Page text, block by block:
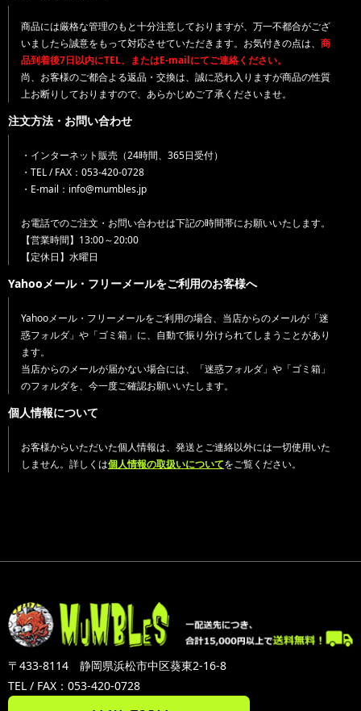
商品には厳格な管理のもと十分注意しておりますが、万一不都合がござ
いましたら誠意をもって対応させていただきます。お気付きの点は、 商
品到着後7日以内にTEL、またはE-mailにてご連絡ください。
尚、お客様のご都合よる返品・交換は、誠に恐れ入りますが商品の性質
上お断りしておりますので、あらかじめご了承くださいませ。
注文方法・お問い合わせ
・インターネット販売（24時間、365日受付）
・TEL / FAX：053-420-0728
・E-mail：info@mumbles.jp
お電話でのご注文・お問い合わせは下記の時間帯にお願いいたします。
【営業時間】13:00～20:00
【定休日】水曜日
Yahooメール・フリーメールをご利用のお客様へ
Yahooメール・フリーメールをご利用の場合、当店からのメールが「迷
惑フォルダ」や「ゴミ箱」に、自動で振り分けられてしまうことがあり
ます。
当店からのメールが届かない場合には、「迷惑フォルダ」や「ゴミ箱」
のフォルダを、今一度ご確認お願いいたします。
個人情報について
お客様からいただいた個人情報は、発送とご連絡以外には一切使用いた
しません。詳しくは個人情報の取扱いについてをご覧ください。
〒433-8114 静岡県浜松市中区葵東2-16-8
TEL / FAX：053-420-0728